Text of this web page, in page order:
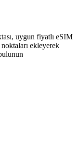
uygun fiyatlı eSIM
ekleyerek